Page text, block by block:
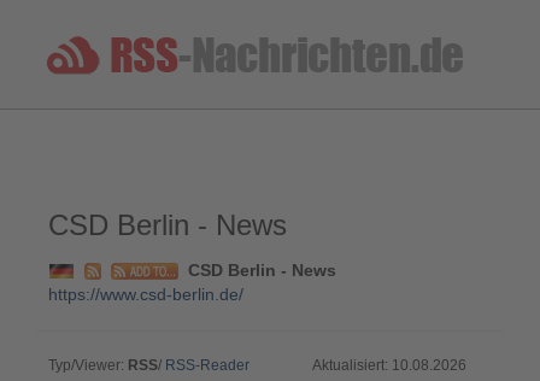
CSD Berlin - News
CSD Berlin - News
https://www.csd-berlin.de/
Typ/Viewer: RSS/ RSS-Reader Aktualisiert: 10.08.2026